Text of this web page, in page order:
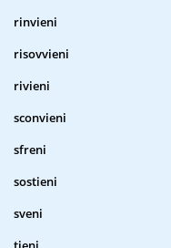
rinvieni
risovvieni
rivieni
sconvieni
sfreni
sostieni
sveni